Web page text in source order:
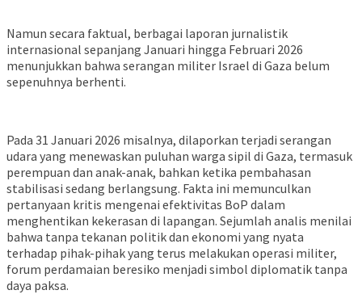
Namun secara faktual, berbagai laporan jurnalistik
internasional sepanjang Januari hingga Februari 2026
menunjukkan bahwa serangan militer Israel di Gaza belum
sepenuhnya berhenti.
Pada 31 Januari 2026 misalnya, dilaporkan terjadi serangan
udara yang menewaskan puluhan warga sipil di Gaza, termasuk
perempuan dan anak-anak, bahkan ketika pembahasan
stabilisasi sedang berlangsung. Fakta ini memunculkan
pertanyaan kritis mengenai efektivitas BoP dalam
menghentikan kekerasan di lapangan. Sejumlah analis menilai
bahwa tanpa tekanan politik dan ekonomi yang nyata
terhadap pihak-pihak yang terus melakukan operasi militer,
forum perdamaian beresiko menjadi simbol diplomatik tanpa
daya paksa.